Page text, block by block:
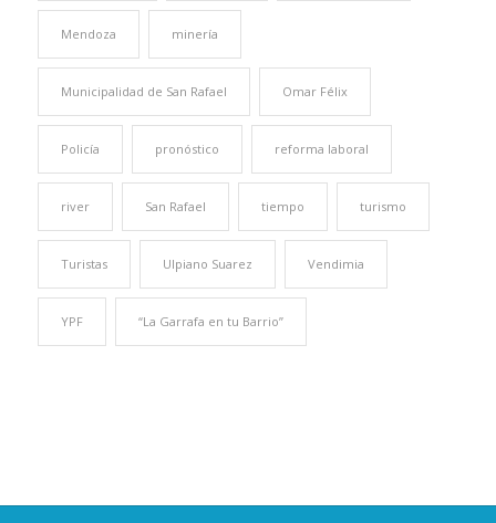
Mendoza minería
Municipalidad de San Rafael Omar Félix
Policía pronóstico reforma laboral
river San Rafael tiempo turismo
Turistas Ulpiano Suarez Vendimia
YPF “La Garrafa en tu Barrio”